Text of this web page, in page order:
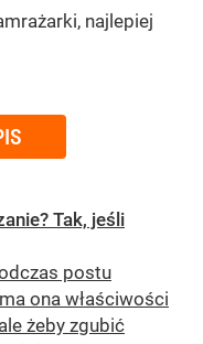
najlepiej
Tak, jeśli
postu
ona właściwości
żeby zgubić